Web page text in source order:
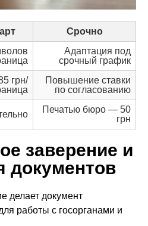
Срочно
Адаптация под
срочный график
грн/
Повышение ставки
по согласованию
Печатью бюро — 50
грн
заверение и
документов
делает документ
работы с госорганами и